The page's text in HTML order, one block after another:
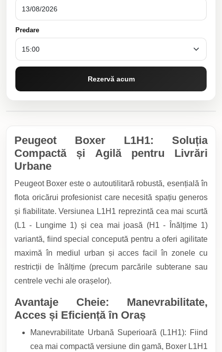
Predare
Rezervă acum
Peugeot Boxer L1H1: Soluția
Compactă și Agilă pentru Livrări
Urbane
Peugeot Boxer este o autoutilitară robustă, esențială în
flota oricărui profesionist care necesită spațiu generos
și fiabilitate. Versiunea L1H1 reprezintă cea mai scurtă
(L1 - Lungime 1) și cea mai joasă (H1 - Înălțime 1)
variantă, fiind special concepută pentru a oferi agilitate
maximă în mediul urban și acces facil în zonele cu
restricții de înălțime (precum parcările subterane sau
centrele vechi ale orașelor).
Avantaje Cheie: Manevrabilitate,
Acces și Eficiență în Oraș
Manevrabilitate Urbană Superioară (L1H1): Fiind
cea mai compactă versiune din gamă, Boxer L1H1